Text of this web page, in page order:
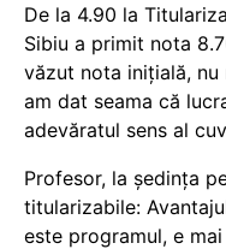
De la 4.90 la
Sibiu a primit nota
văzut nota inițială,
am dat seama că
adevăratul sens al
Profesor, la ședința
titularizabile:
este programul, e